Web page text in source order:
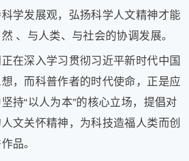
发展观，弘扬科学人文精神才能
、与人类、与社会的协调发展。
深入学习贯彻习近平新时代中国
，而科普作者的时代使命，正是应
持“以人为本”的核心立场，提倡对
文关怀精神，为科技造福人类而创
品。